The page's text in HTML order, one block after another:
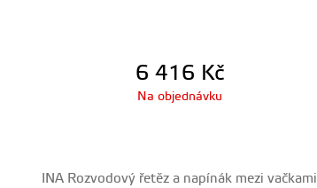
6 416 Kč
Na objednávku
INA Rozvodový řetěz a napínák mezi vačkami